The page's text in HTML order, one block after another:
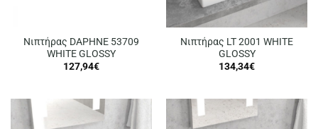
Νιπτήρας DAPHNE 53709
WHITE GLOSSY
127,94€
Νιπτήρας LT 2001 WHITE
GLOSSY
134,34€